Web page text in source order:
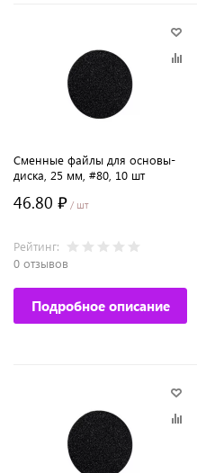
Сменные файлы для основы-
диска, 25 мм, #80, 10 шт
46.80 ₽ / шт
Рейтинг:
0 отзывов
Подробное описание